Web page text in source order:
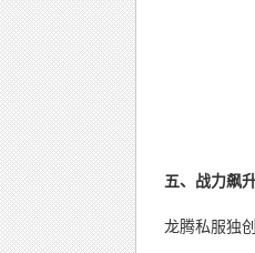
五、战力飙
龙腾私服独